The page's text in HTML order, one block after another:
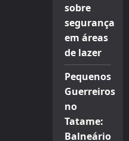
sobre
segurança
em áreas
de lazer
Pequenos
Guerreiros
no
Tatame:
Balneário